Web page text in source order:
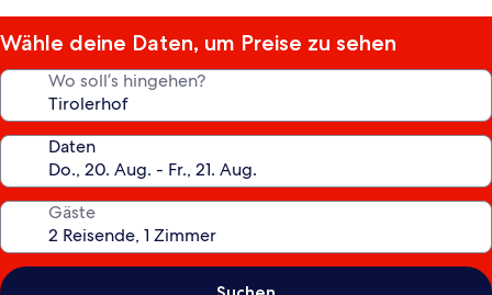
Wähle deine Daten, um Preise zu sehen
Wo soll’s hingehen?
Daten
Gäste